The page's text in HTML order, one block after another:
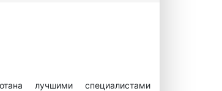
лучшими специалистами